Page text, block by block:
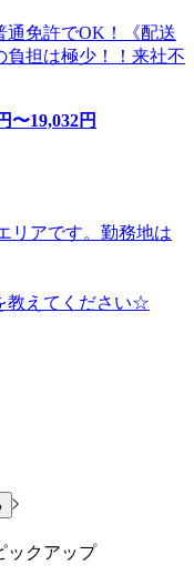
通免許でOK！《配送
担は極少！！来社不
〜19,032円
リアです。勤務地は
教えてください☆
ックアップ